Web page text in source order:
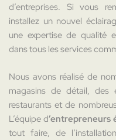
d’entreprises. Si vous
installez un nouvel
une expertise de qualité
dans tous les services
Nous avons réalisé de
magasins de détail, des
restaurants et de
L’équipe d’entrepreneurs
tout faire, de